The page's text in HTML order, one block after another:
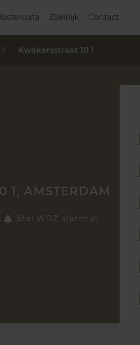
Zakelijk Contact
Kwakersstraat 10 1
1, AMSTERDAM
Stel WOZ alarm in